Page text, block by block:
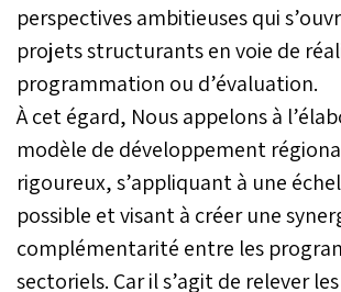
perspectives ambitieuses qui
projets structurants en voie de
programmation ou d’évaluation.
À cet égard, Nous appelons à
modèle de développement
rigoureux, s’appliquant à une
possible et visant à créer une
complémentarité entre les
sectoriels. Car il s’agit de relever